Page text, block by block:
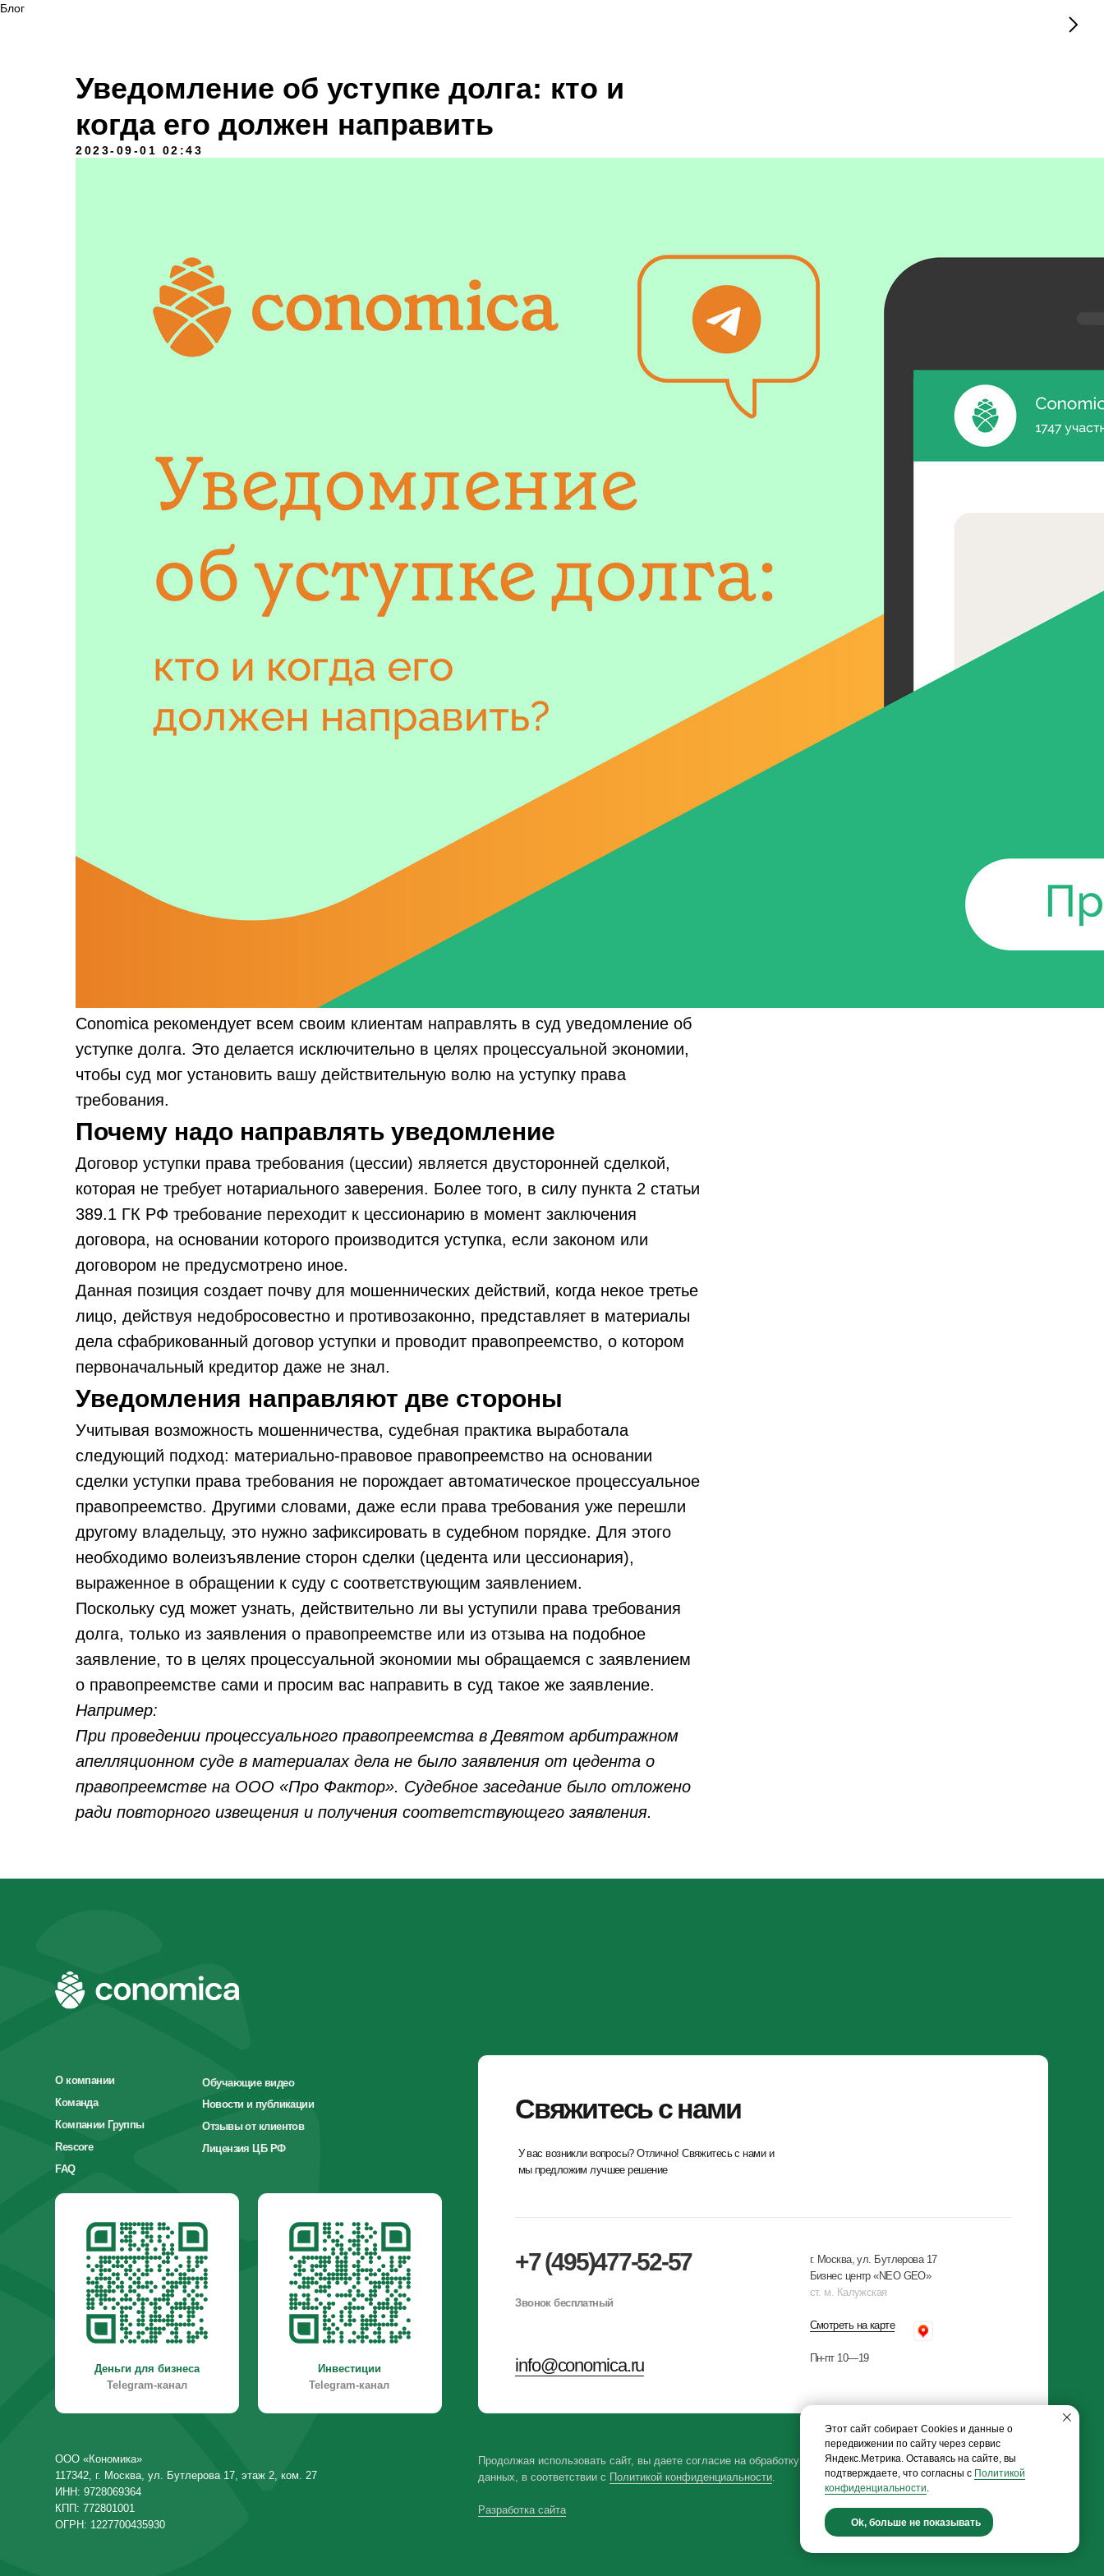
Блог
Уведомление об уступке долга: кто и
когда его должен направить
2023-09-01 02:43
Conomica рекомендует всем своим клиентам направлять в суд уведомление об
уступке долга. Это делается исключительно в целях процессуальной экономии,
чтобы суд мог установить вашу действительную волю на уступку права
требования.
Почему надо направлять уведомление
Договор уступки права требования (цессии) является двусторонней сделкой,
которая не требует нотариального заверения. Более того, в силу пункта 2 статьи
389.1 ГК РФ требование переходит к цессионарию в момент заключения
договора, на основании которого производится уступка, если законом или
договором не предусмотрено иное.
Данная позиция создает почву для мошеннических действий, когда некое третье
лицо, действуя недобросовестно и противозаконно, представляет в материалы
дела сфабрикованный договор уступки и проводит правопреемство, о котором
первоначальный кредитор даже не знал.
Уведомления направляют две стороны
Учитывая возможность мошенничества, судебная практика выработала
следующий подход: материально-правовое правопреемство на основании
сделки уступки права требования не порождает автоматическое процессуальное
правопреемство. Другими словами, даже если права требования уже перешли
другому владельцу, это нужно зафиксировать в судебном порядке. Для этого
необходимо волеизъявление сторон сделки (цедента или цессионария),
выраженное в обращении к суду с соответствующим заявлением.
Поскольку суд может узнать, действительно ли вы уступили права требования
долга, только из заявления о правопреемстве или из отзыва на подобное
заявление, то в целях процессуальной экономии мы обращаемся с заявлением
о правопреемстве сами и просим вас направить в суд такое же заявление.
Например:
При проведении процессуального правопреемства в Девятом арбитражном
апелляционном суде в материалах дела не было заявления от цедента о
правопреемстве на ООО «Про Фактор». Судебное заседание было отложено
ради повторного извещения и получения соответствующего заявления.
ООО «Кономика»
ИНН: 9728069364
КПП: 772801001
ОГРН: 1227700435930
Новости и публикации
Команда Свяжитесь с нами
Звонок бесплатный
Пн-пт 10—19
info@conomica.ru
Продолжая использовать сайт, вы даете согласие на обработку файлов Cookies и других пользовательских
Telegram-канал Telegram-канал
Этот сайт собирает Cookies и данные о
передвижении по сайту через сервис
Яндекс.Метрика. Оставаясь на сайте, вы
подтверждаете, что согласны с Политикой
конфиденциальности.
Ok, больше не показывать